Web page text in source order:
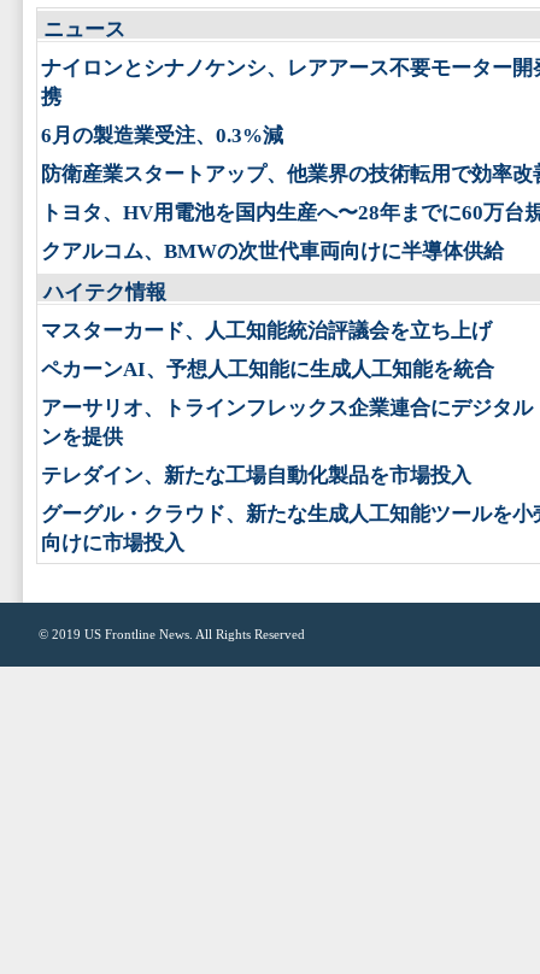
ニュース
ナイロンとシナノケンシ、レアアース不要モーター開
携
6月の製造業受注、0.3%減
防衛産業スタートアップ、他業界の技術転用で効率改
トヨタ、HV用電池を国内生産へ〜28年までに60万台
クアルコム、BMWの次世代車両向けに半導体供給
ハイテク情報
マスターカード、人工知能統治評議会を立ち上げ
ペカーンAI、予想人工知能に生成人工知能を統合
アーサリオ、トラインフレックス企業連合にデジタル
ンを提供
テレダイン、新たな工場自動化製品を市場投入
グーグル・クラウド、新たな生成人工知能ツールを小
向けに市場投入
© 2019 US Frontline News . All Rights Reserved